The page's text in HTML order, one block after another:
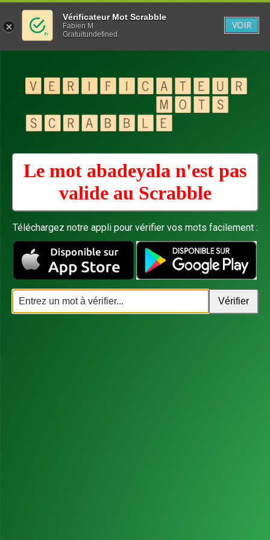
Le mot abadeyala n'est pas
valide au Scrabble
Téléchargez notre appli pour vérifier vos mots facilement :
Vérificateur Mot Scrabble
Fabien M
Gratuitundefined
VOIR